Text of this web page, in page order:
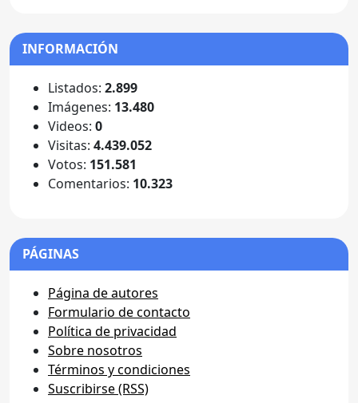
INFORMACIÓN
Listados: 2.899
Imágenes: 13.480
Videos: 0
Visitas: 4.439.052
Votos: 151.581
Comentarios: 10.323
PÁGINAS
Página de autores
Formulario de contacto
Política de privacidad
Sobre nosotros
Términos y condiciones
Suscribirse (RSS)